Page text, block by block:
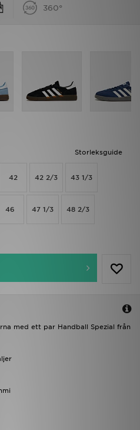
360°
Storleksguide
42 42 2/3 43 1/3
46 47 1/3 48 2/3
med ett par Handball Spezial från